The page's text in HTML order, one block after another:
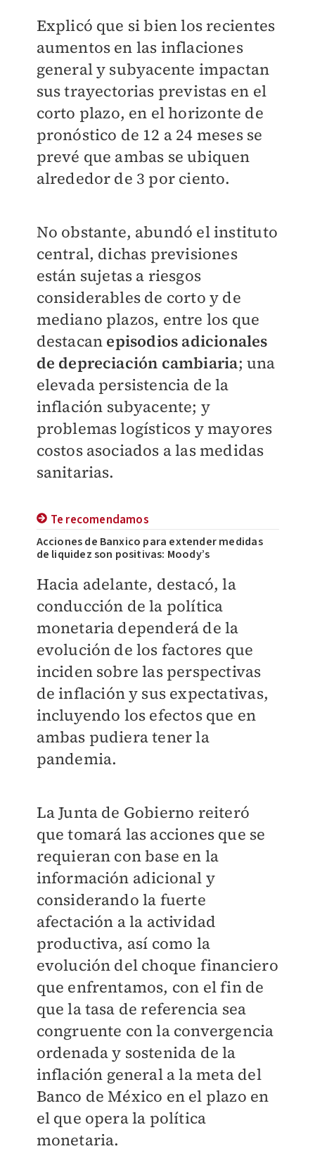
Explicó que si bien los recientes
aumentos en las inflaciones
general y subyacente impactan
sus trayectorias previstas en el
corto plazo, en el horizonte de
pronóstico de 12 a 24 meses se
prevé que ambas se ubiquen
alrededor de 3 por ciento.
No obstante, abundó el instituto
central, dichas previsiones
están sujetas a riesgos
considerables de corto y de
mediano plazos, entre los que
destacan episodios adicionales
de depreciación cambiaria; una
elevada persistencia de la
inflación subyacente; y
problemas logísticos y mayores
costos asociados a las medidas
sanitarias.
Te recomendamos
Acciones de Banxico para extender medidas
de liquidez son positivas: Moody’s
Hacia adelante, destacó, la
conducción de la política
monetaria dependerá de la
evolución de los factores que
inciden sobre las perspectivas
de inflación y sus expectativas,
incluyendo los efectos que en
ambas pudiera tener la
pandemia.
La Junta de Gobierno reiteró
que tomará las acciones que se
requieran con base en la
información adicional y
considerando la fuerte
afectación a la actividad
productiva, así como la
evolución del choque financiero
que enfrentamos, con el fin de
que la tasa de referencia sea
congruente con la convergencia
ordenada y sostenida de la
inflación general a la meta del
Banco de México en el plazo en
el que opera la política
monetaria.